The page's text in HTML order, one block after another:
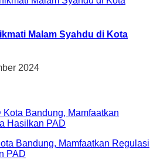
Malam Syahdu di Kota
2024
Bandung, Mamfaatkan Regulasi
PAD